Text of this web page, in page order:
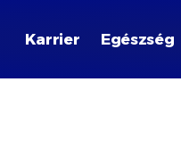
Karrier Egészség